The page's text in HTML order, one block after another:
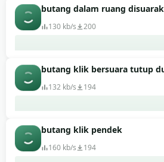
butang dalam ruang
130 kb/s 200
butang klik bersuara tutup
132 kb/s 194
butang klik pendek
160 kb/s 194